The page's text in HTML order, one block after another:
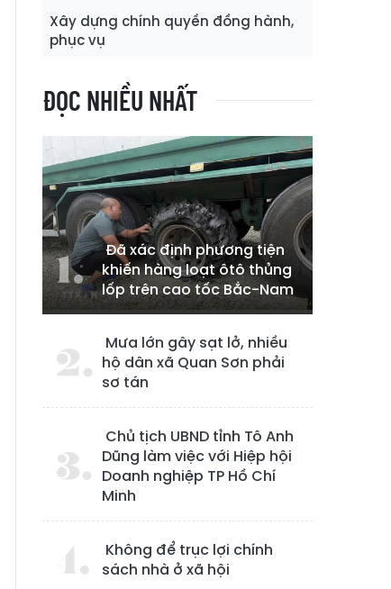
Xây dựng chính quyền đồng hành,
phục vụ
ĐỌC NHIỀU NHẤT
Đã xác định phương tiện
khiến hàng loạt ôtô thủng
lốp trên cao tốc Bắc-Nam
Mưa lớn gây sạt lở, nhiều
hộ dân xã Quan Sơn phải
sơ tán
Chủ tịch UBND tỉnh Tô Anh
Dũng làm việc với Hiệp hội
Doanh nghiệp TP Hồ Chí
Minh
Không để trục lợi chính
sách nhà ở xã hội